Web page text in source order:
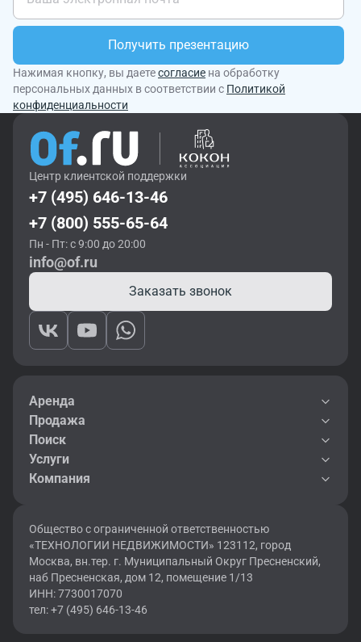
Получить презентацию
Нажимая кнопку, вы даетесогласие на обработку
персональных данных в соответствии с Политикой
конфиденциальности
Центр клиентской поддержки
+7 (495) 646-13-46
+7 (800) 555-65-64
Пн - Пт: с 9:00 до 20:00
info@of.ru
Заказать звонок
Аренда
Продажа
Поиск
Услуги
Компания
Общество с ограниченной ответственностью
«ТЕХНОЛОГИИ НЕДВИЖИМОСТИ» 123112, город
Москва, вн.тер. г. Муниципальный Округ Пресненский,
наб Пресненская, дом 12, помещение 1/13
ИНН: 7730017070
тел: +7 (495) 646-13-46